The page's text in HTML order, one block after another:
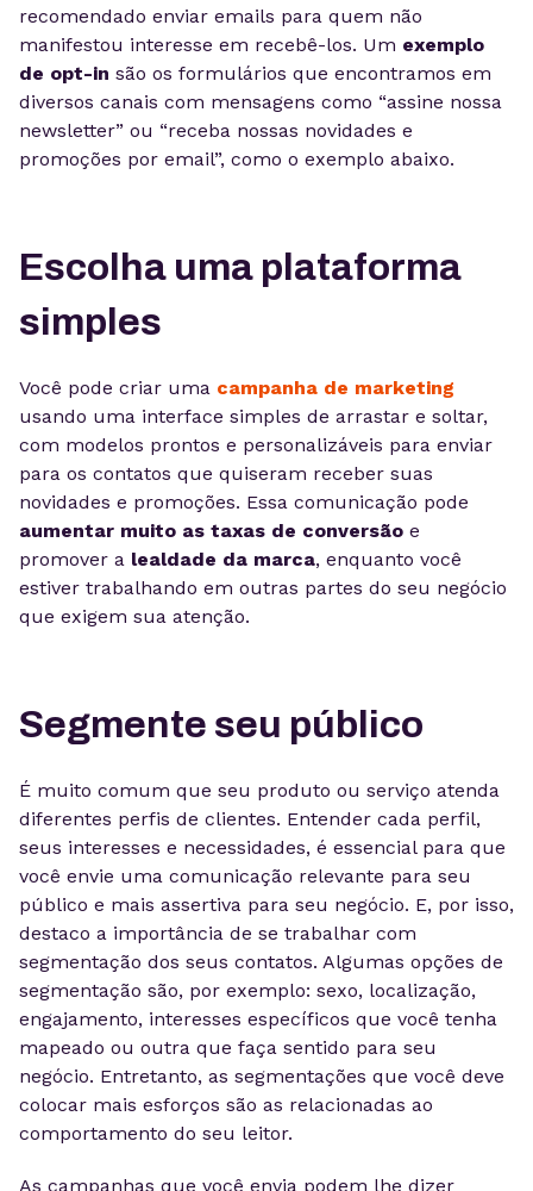
recomendado enviar emails para quem não
manifestou interesse em recebê-los. Um exemplo
de opt-in são os formulários que encontramos em
diversos canais com mensagens como “assine nossa
newsletter” ou “receba nossas novidades e
promoções por email”, como o exemplo abaixo.
Escolha uma plataforma
simples
Você pode criar uma campanha de marketing
usando uma interface simples de arrastar e soltar,
com modelos prontos e personalizáveis para enviar
para os contatos que quiseram receber suas
novidades e promoções. Essa comunicação pode
aumentar muito as taxas de conversão e
promover a lealdade da marca, enquanto você
estiver trabalhando em outras partes do seu negócio
que exigem sua atenção.
Segmente seu público
É muito comum que seu produto ou serviço atenda
diferentes perfis de clientes. Entender cada perfil,
seus interesses e necessidades, é essencial para que
você envie uma comunicação relevante para seu
público e mais assertiva para seu negócio. E, por isso,
destaco a importância de se trabalhar com
segmentação dos seus contatos. Algumas opções de
segmentação são, por exemplo: sexo, localização,
engajamento, interesses específicos que você tenha
mapeado ou outra que faça sentido para seu
negócio. Entretanto, as segmentações que você deve
colocar mais esforços são as relacionadas ao
comportamento do seu leitor.
As campanhas que você envia podem lhe dizer